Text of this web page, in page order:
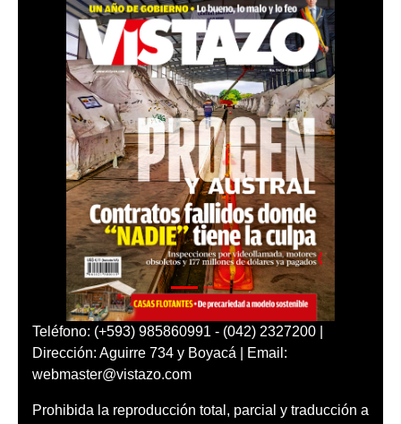
Teléfono: (+593) 985860991 - (042) 2327200 |
Dirección: Aguirre 734 y Boyacá | Email:
webmaster@vistazo.com
Prohibida la reproducción total, parcial y traducción a